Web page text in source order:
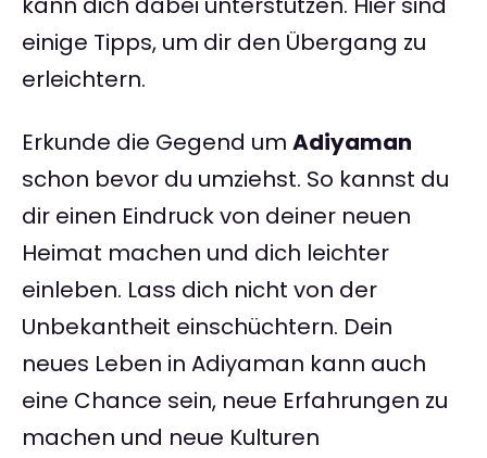
einige Tipps, um dir den Übergang zu
erleichtern.
Erkunde die Gegend um Adiyaman
schon bevor du umziehst. So kannst du
dir einen Eindruck von deiner neuen
Heimat machen und dich leichter
einleben. Lass dich nicht von der
Unbekantheit einschüchtern. Dein
neues Leben in Adiyaman kann auch
eine Chance sein, neue Erfahrungen zu
machen und neue Kulturen